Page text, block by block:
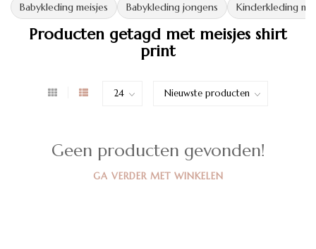
Babykleding meisjes Babykleding jongens Kinderkleding
Producten getagd met meisjes shirt
print
Geen producten gevonden!
GA VERDER MET WINKELEN